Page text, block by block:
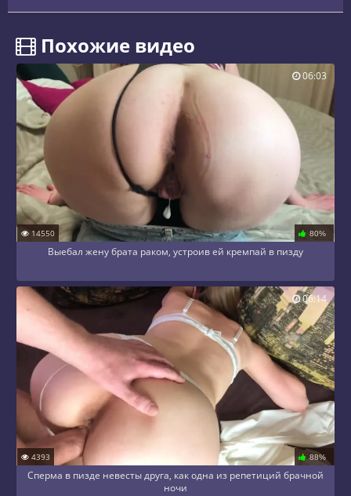
️ Похожие видео
14550 80%
Выебал жену брата раком, устроив ей кремпай в пизду
06:03
4393 88%
Сперма в пизде невесты друга, как одна из репетиций брачной
ночи
06:14